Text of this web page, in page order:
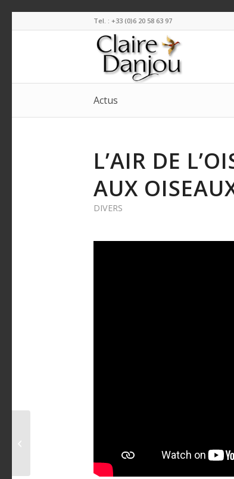
Tel. : +33 (0)6 20 58 63 97
Actus
L’AIR DE
AUX
DIVERS